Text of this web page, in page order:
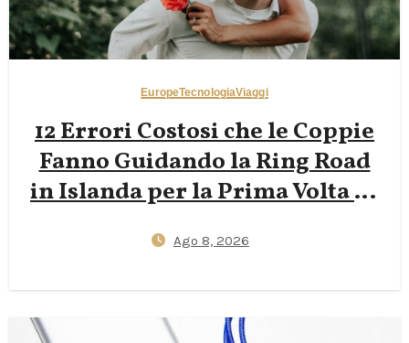
EuropeTecnologiaViaggi
12 Errori Costosi che le Coppie
Fanno Guidando la Ring Road
in Islanda per la Prima Volta —
contro il Vento, Stress dei Ponti
Prezzi dei Camper 2026
Ago 8, 2026